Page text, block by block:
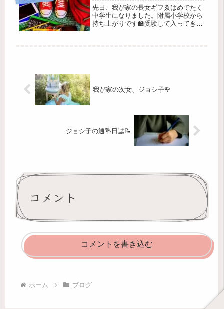
っ...
先日、我が家の長女ギフゑはめでたく
中学生になりました。附属小学校から
持ち上がりです🏫受験して入ってきた
我が家の次女、ジョシ子🌹
ジョシ子の通塾日誌📝
コメント
コメントを書き込む
ホーム ブログ